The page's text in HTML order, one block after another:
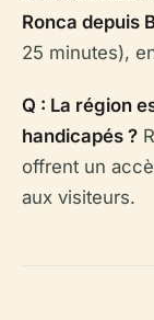
Ronca depuis
25 minutes),
Q : La région
handicapés ?
offrent un
aux visiteurs.